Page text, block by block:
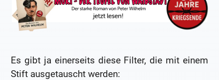
Es gibt ja einerseits diese Filter, die mit einem
Stift ausgetauscht werden: